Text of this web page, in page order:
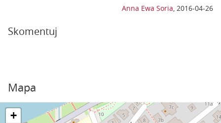
Anna Ewa Soria, 2016-04-26
Skomentuj
Mapa
+